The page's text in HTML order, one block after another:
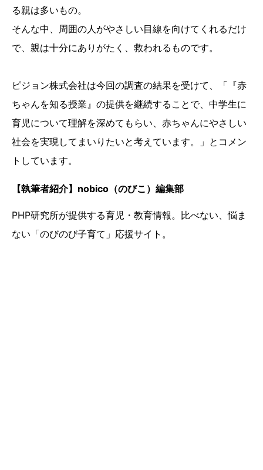
る親は多いもの。
そんな中、周囲の人がやさしい目線を向けてくれるだけ
で、親は十分にありがたく、救われるものです。
ピジョン株式会社は今回の調査の結果を受けて、「『赤
ちゃんを知る授業』の提供を継続することで、中学生に
育児について理解を深めてもらい、赤ちゃんにやさしい
社会を実現してまいりたいと考えています。」とコメン
トしています。
【執筆者紹介】nobico（のびこ）編集部
PHP研究所が提供する育児・教育情報。比べない、悩ま
ない「のびのび子育て」応援サイト。